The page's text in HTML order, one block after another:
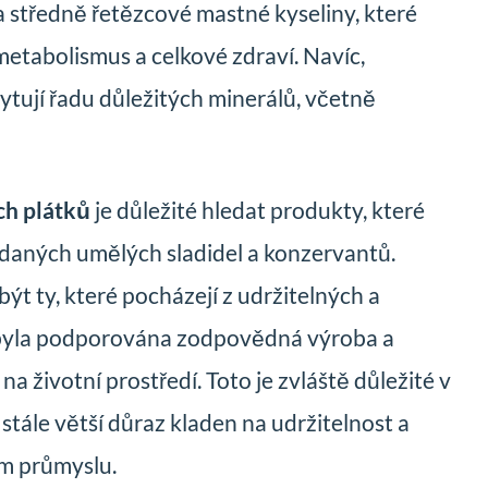
středně řetězcové mastné kyseliny, které
a celkové zdraví. Navíc,
řadu důležitých minerálů, včetně
plátků je důležité hledat produkty, které
umělých sladidel a konzervantů.
ty, které pocházejí z udržitelných a
podporována zodpovědná výroba a
životní prostředí. Toto je zvláště důležité v
větší důraz kladen na udržitelnost a
průmyslu.